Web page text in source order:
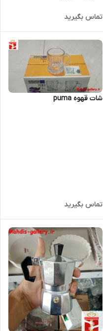
تماس بگیرید
شات قهوه puma
تماس بگیرید